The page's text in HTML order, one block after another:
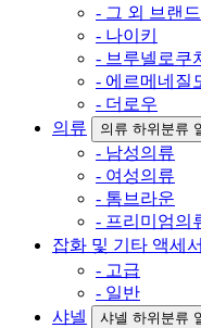
- 그 외 브랜드
- 나이키
- 브루넬로쿠
- 에르메네질
- 더로우
의류
의류 하위분류
- 남성의류
- 여성의류
- 톰브라운
- 프리미엄의
잡화 및 기타 액세
- 고급
- 일반
샤넬
샤넬 하위분류